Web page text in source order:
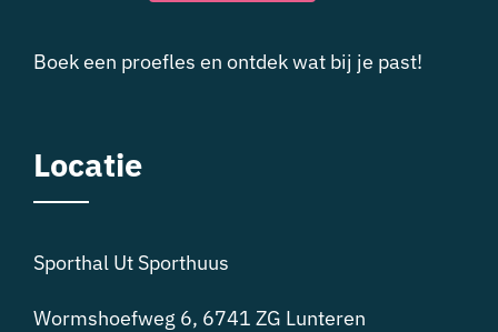
Boek een proefles en ontdek wat bij je past!
Locatie
Sporthal Ut Sporthuus
Wormshoefweg 6, 6741 ZG Lunteren